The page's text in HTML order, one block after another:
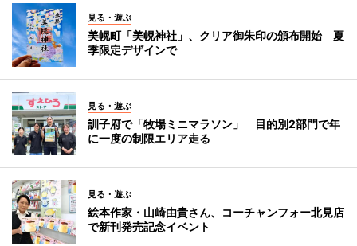
見る・遊ぶ
美幌町「美幌神社」、クリア御朱印の頒布開始 夏
季限定デザインで
見る・遊ぶ
訓子府で「牧場ミニマラソン」 目的別2部門で年
に一度の制限エリア走る
見る・遊ぶ
絵本作家・山崎由貴さん、コーチャンフォー北見店
で新刊発売記念イベント